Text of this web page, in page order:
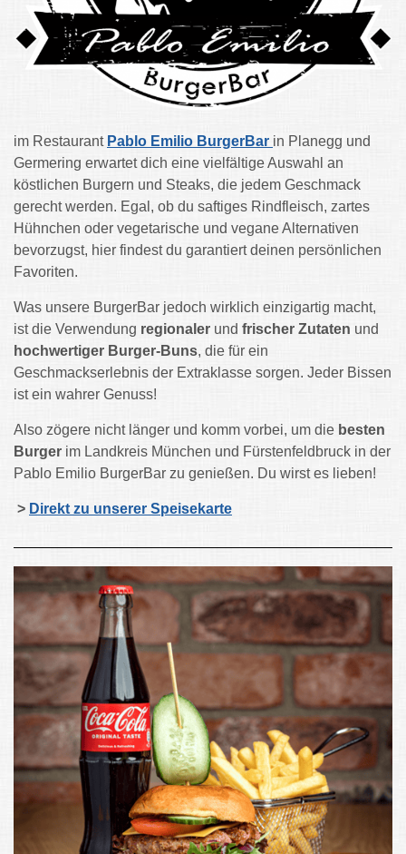
im Restaurant Pablo Emilio BurgerBar in Planegg und
Germering erwartet dich eine vielfältige Auswahl an
köstlichen Burgern und Steaks, die jedem Geschmack
gerecht werden. Egal, ob du saftiges Rindfleisch, zartes
Hühnchen oder vegetarische und vegane Alternativen
bevorzugst, hier findest du garantiert deinen persönlichen
Favoriten.
Was unsere BurgerBar jedoch wirklich einzigartig macht,
ist die Verwendung regionaler und frischer Zutaten und
hochwertiger Burger-Buns, die für ein
Geschmackserlebnis der Extraklasse sorgen. Jeder Bissen
ist ein wahrer Genuss!
Also zögere nicht länger und komm vorbei, um die besten
Burger im Landkreis München und Fürstenfeldbruck in der
Pablo Emilio BurgerBar zu genießen. Du wirst es lieben!
> Direkt zu unserer Speisekarte